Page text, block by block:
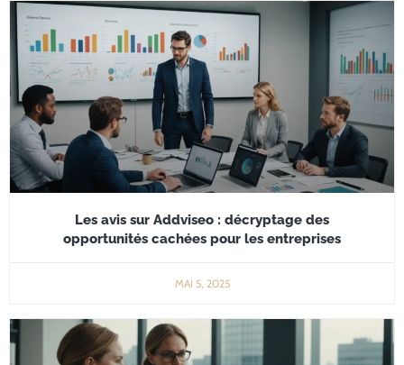
Les avis sur Addviseo : décryptage des
opportunités cachées pour les entreprises
MAI 5, 2025